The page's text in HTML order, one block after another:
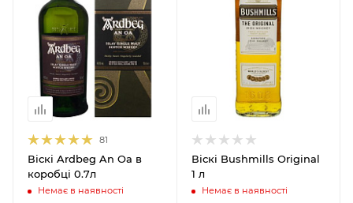
81
Віскі Ardbeg An Oa в
коробці 0.7л
Немає в наявності
Віскі Bushmills Original
1 л
Немає в наявності